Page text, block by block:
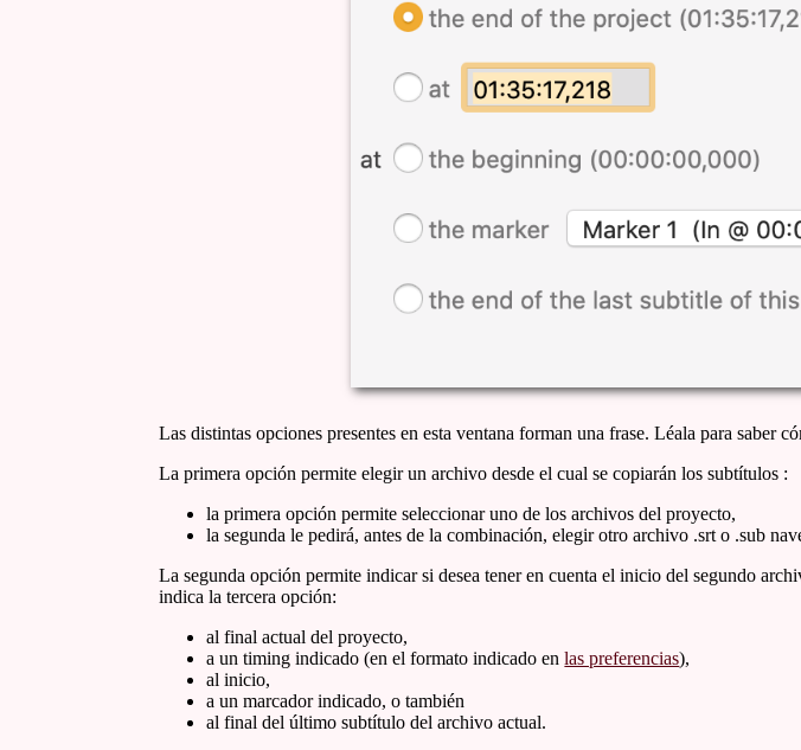
Las distintas opciones presentes en esta ventana forman una frase. Léala para saber
La primera opción permite elegir un archivo desde el cual se copiarán los subtítulos :
la primera opción permite seleccionar uno de los archivos del proyecto,
la segunda le pedirá, antes de la combinación, elegir otro archivo .srt o .sub
La segunda opción permite indicar si desea tener en cuenta el inicio del segundo
indica la tercera opción:
al final actual del proyecto,
a un timing indicado (en el formato indicado enlas preferencias),
al inicio,
a un marcador indicado, o también
al final del último subtítulo del archivo actual.